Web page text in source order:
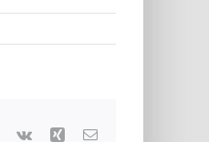
Pinterest
Vk Xing Email